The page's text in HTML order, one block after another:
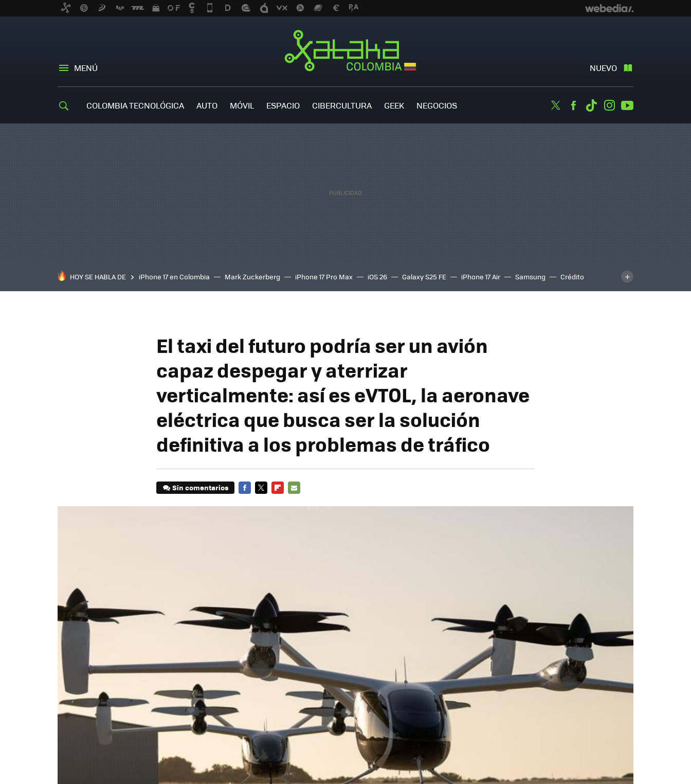
MENÚ NUEVO
COLOMBIA TECNOLÓGICA AUTO MÓVIL ESPACIO CIBERCULTURA GEEK NEGOCIOS TwitterFacebook
TiktokInstagram
HOY SE HABLA DE iPhone 17 en Colombia Mark Zuckerberg iPhone 17 Pro Max iOS 26 Galaxy S25 FE iPhone 17 Air Samsung
Crédito
inteligente
IA TCL C8K
El taxi del futuro podría ser un avión
capaz despegar y aterrizar
verticalmente: así es eVTOL, la aeronave
eléctrica que busca ser la solución
definitiva a los problemas de tráfico
Sin comentarios